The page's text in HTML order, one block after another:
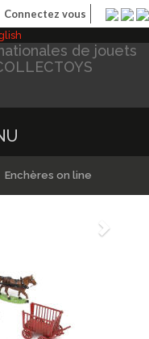
Connectez vous
Enchères on line